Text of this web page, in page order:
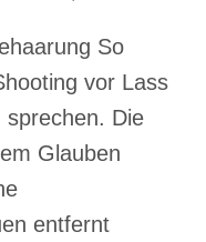
So
vor Lass
sprechen. Die
Glauben
entfernt